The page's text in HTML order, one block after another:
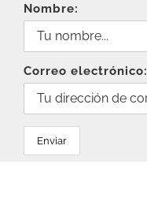
Nombre:
Correo electrónico: